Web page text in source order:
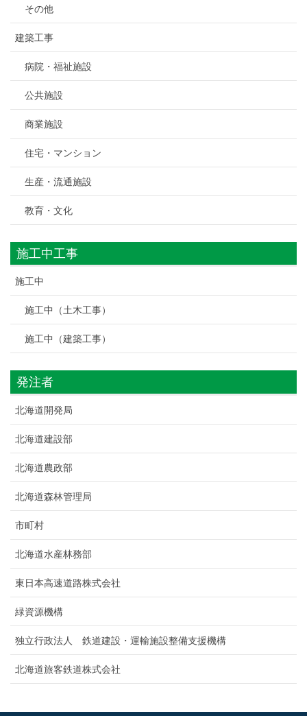
その他
建築工事
病院・福祉施設
公共施設
商業施設
住宅・マンション
生産・流通施設
教育・文化
施工中工事
施工中
施工中（土木工事）
施工中（建築工事）
発注者
北海道開発局
北海道建設部
北海道農政部
北海道森林管理局
市町村
北海道水産林務部
東日本高速道路株式会社
緑資源機構
独立行政法人 鉄道建設・運輸施設整備支援機構
北海道旅客鉄道株式会社